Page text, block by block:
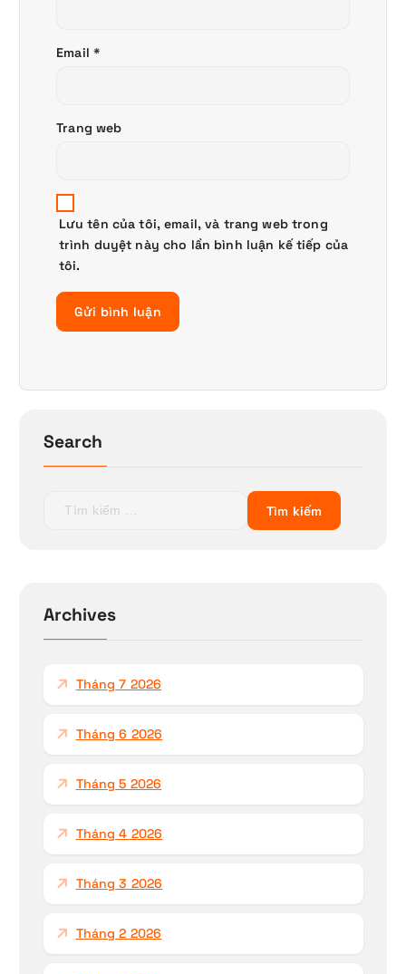
Email *
Trang web
Lưu tên của tôi, email, và trang web trong
trình duyệt này cho lần bình luận kế tiếp của
tôi.
Search
ế
m
Archives
Tháng 7 2026
Tháng 6 2026
Tháng 5 2026
Tháng 4 2026
Tháng 3 2026
Tháng 2 2026